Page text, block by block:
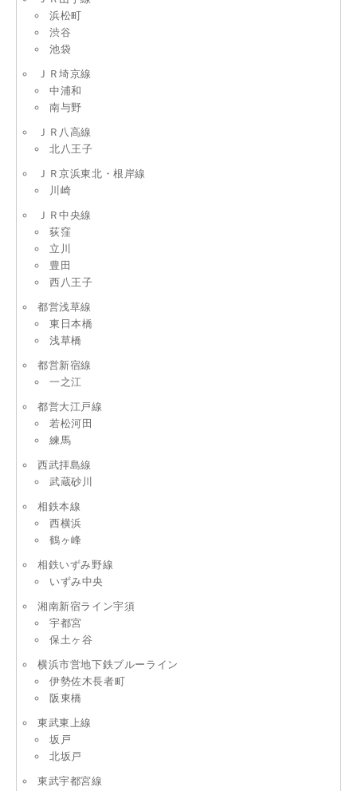
浜松町
渋谷
池袋
ＪＲ埼京線
中浦和
南与野
ＪＲ八高線
北八王子
ＪＲ京浜東北・根岸線
川崎
ＪＲ中央線
荻窪
立川
豊田
西八王子
都営浅草線
東日本橋
浅草橋
都営新宿線
一之江
都営大江戸線
若松河田
練馬
西武拝島線
武蔵砂川
相鉄本線
西横浜
鶴ヶ峰
相鉄いずみ野線
いずみ中央
湘南新宿ライン宇須
宇都宮
保土ヶ谷
横浜市営地下鉄ブルーライン
伊勢佐木長者町
阪東橋
東武東上線
坂戸
北坂戸
東武宇都宮線